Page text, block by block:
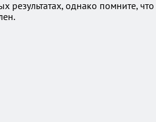
результатах, однако помните, что